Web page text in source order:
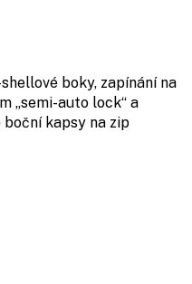
boky, zapínání na
„semi-auto lock“ a
kapsy na zip